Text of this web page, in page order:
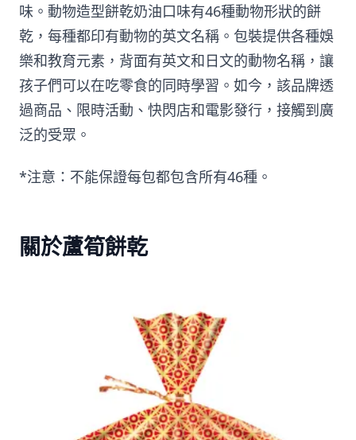
味。動物造型餅乾奶油口味有46種動物形狀的餅
乾，每種都印有動物的英文名稱。包裝提供各種娛
樂和教育元素，背面有英文和日文的動物名稱，讓
孩子們可以在吃零食的同時學習。如今，該品牌透
過商品、限時活動、快閃店和電影發行，接觸到廣
泛的受眾。
*注意：不能保證每包都包含所有46種。
關於蘆筍餅乾